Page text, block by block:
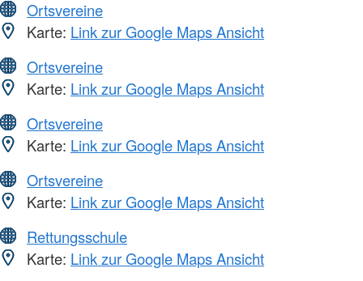
Ortsvereine
Karte: Link zur Google Maps Ansicht
Ortsvereine
Karte: Link zur Google Maps Ansicht
Ortsvereine
Karte: Link zur Google Maps Ansicht
Ortsvereine
Karte: Link zur Google Maps Ansicht
Rettungsschule
Karte: Link zur Google Maps Ansicht